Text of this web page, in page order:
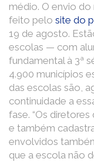
médio. O envio
feito pelo site do
19 de agosto.
escolas — com
fundamental à 3ª
4.900 municípios
das escolas são,
continuidade a
fase. “Os
e também
envolvidos
que a escola não